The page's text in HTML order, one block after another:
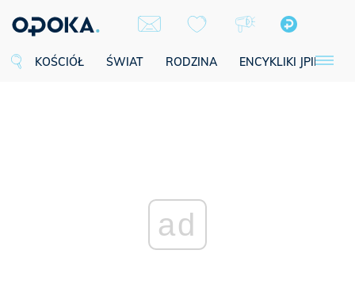
KOŚCIÓŁ ŚWIAT RODZINA ENCYKLIKI JPII
ad